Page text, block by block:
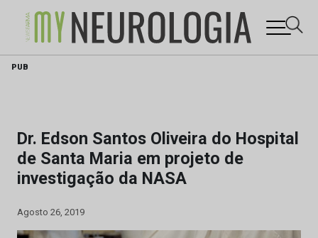
Skip
PUB
Dr. Edson Santos Oliveira do Hospital
de Santa Maria em projeto de
investigação da NASA
Agosto 26, 2019